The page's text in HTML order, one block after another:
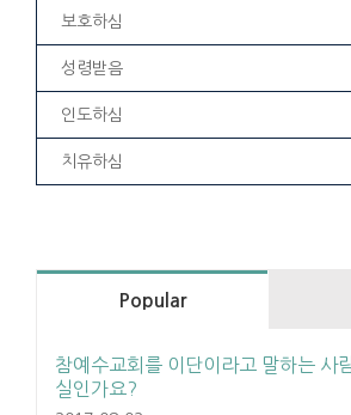
보호하심
성령받음
인도하심
치유하심
Popular
참예수교회를 이단이라고 말하는 사
실인가요?